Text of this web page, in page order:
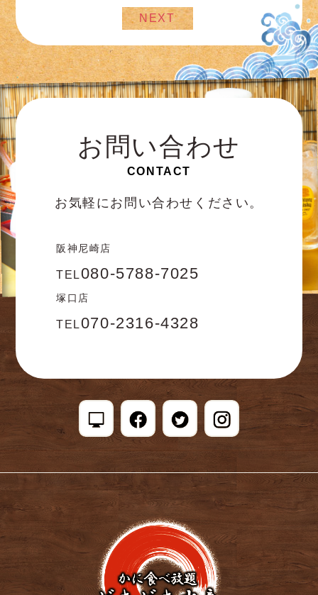
NEXT
お問い合わせ
CONTACT
お気軽にお問い合わせください。
阪神尼崎店
TEL080-5788-7025
塚口店
TEL070-2316-4328